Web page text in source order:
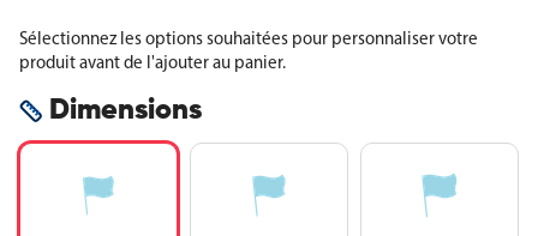
Sélectionnez les options souhaitées pour personnaliser votre
produit avant de l'ajouter au panier.
Dimensions